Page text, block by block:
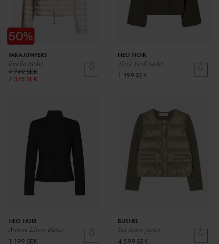
Emilia Jacket
PARAJUMPERS
4 749 SEK
2 375 SEK
Tirsa Twill Jacket
NEO NOIR
1 199 SEK
Ardena Linen Blazer
NEO NOIR
1 199 SEK
Iva down jacket
BUSNEL
4 599 SEK